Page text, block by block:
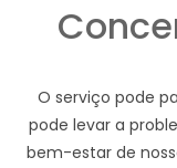
O serviço pode
pode levar a
bem-estar de